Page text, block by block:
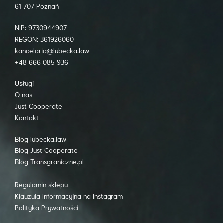
61-707 Poznań
NIP: 9730944907
REGON: 361926060
kancelaria@lubecka.law
+48 666 085 936
Usługi
O nas
Just Cooperate
Kontakt
Blog lubecka.law
Blog Just Cooperate
Blog Transgraniczne.pl
Regulamin sklepu
Klauzula Informacyjna na Instagram
Polityka Prywatności